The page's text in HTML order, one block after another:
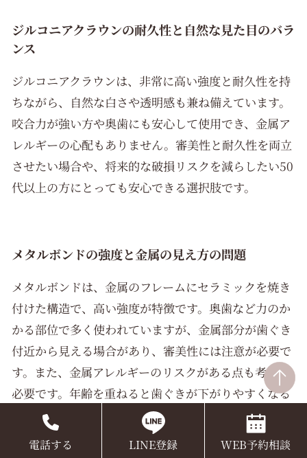
ジルコニアクラウンの耐久性と自然な見た目のバラ
ンス
ジルコニアクラウンは、非常に高い強度と耐久性を持
ちながら、自然な白さや透明感も兼ね備えています。
咬合力が強い方や奥歯にも安心して使用でき、金属ア
レルギーの心配もありません。審美性と耐久性を両立
させたい場合や、将来的な破損リスクを減らしたい50
代以上の方にとっても安心できる選択肢です。
メタルボンドの強度と金属の見え方の問題
メタルボンドは、金属のフレームにセラミックを焼き
付けた構造で、高い強度が特徴です。奥歯など力のか
かる部位で多く使われていますが、金属部分が歯ぐき
付近から見える場合があり、審美性には注意が必要で
す。また、金属アレルギーのリスクがある点も考慮が
必要です。年齢を重ねると歯ぐきが下がりやすくなる
ため、金属の露出や見た目にこだわりがある方は十分
な検討が大切です。
電話する LINE登録 WEB予約相談